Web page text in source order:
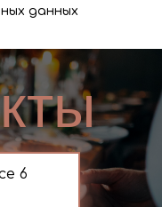
данных
6